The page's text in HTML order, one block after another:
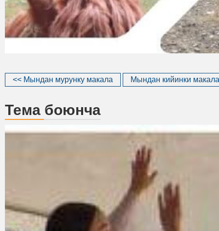
<< Мындан мурунку макала Мындан кийинки
Тема боюнча